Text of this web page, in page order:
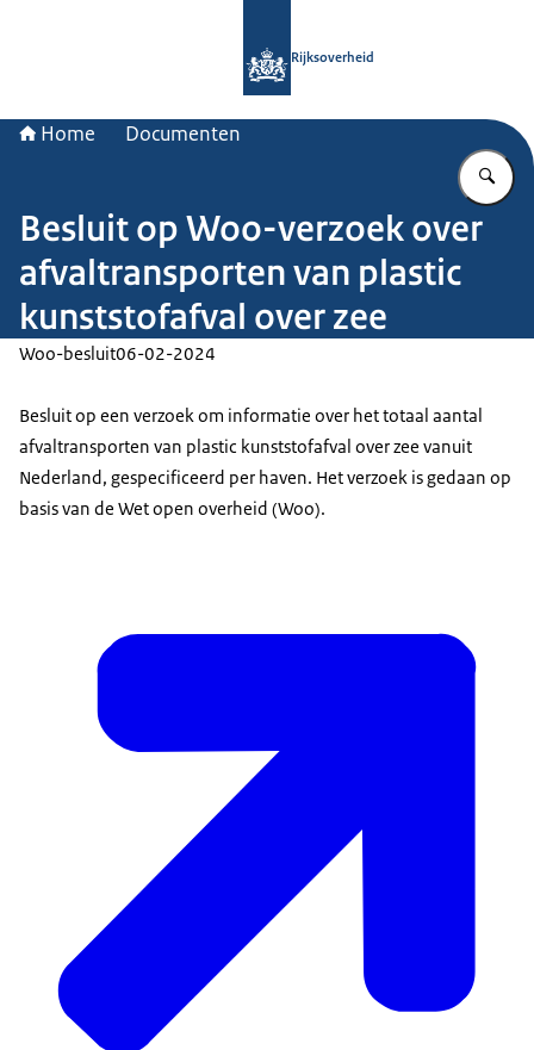
Rijksoverheid
Home Documenten
Besluit op Woo-verzoek over
afvaltransporten van plastic
kunststofafval over zee
Woo-besluit06-02-2024
Besluit op een verzoek om informatie over het totaal aantal
afvaltransporten van plastic kunststofafval over zee vanuit
Nederland, gespecificeerd per haven. Het verzoek is gedaan op
basis van de Wet open overheid (Woo).